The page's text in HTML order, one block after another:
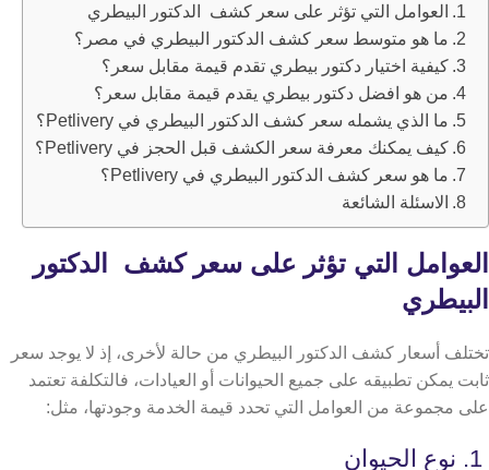
العوامل التي تؤثر على سعر كشف الدكتور البيطري
ما هو متوسط سعر كشف الدكتور البيطري في مصر؟
كيفية اختيار دكتور بيطري تقدم قيمة مقابل سعر؟
من هو افضل دكتور بيطري يقدم قيمة مقابل سعر؟
ما الذي يشمله سعر كشف الدكتور البيطري في Petlivery؟
كيف يمكنك معرفة سعر الكشف قبل الحجز في Petlivery؟
ما هو سعر كشف الدكتور البيطري في Petlivery؟
الاسئلة الشائعة
العوامل التي تؤثر على سعر كشف الدكتور
البيطري
تختلف أسعار كشف الدكتور البيطري من حالة لأخرى، إذ لا يوجد سعر
ثابت يمكن تطبيقه على جميع الحيوانات أو العيادات، فالتكلفة تعتمد
على مجموعة من العوامل التي تحدد قيمة الخدمة وجودتها، مثل: